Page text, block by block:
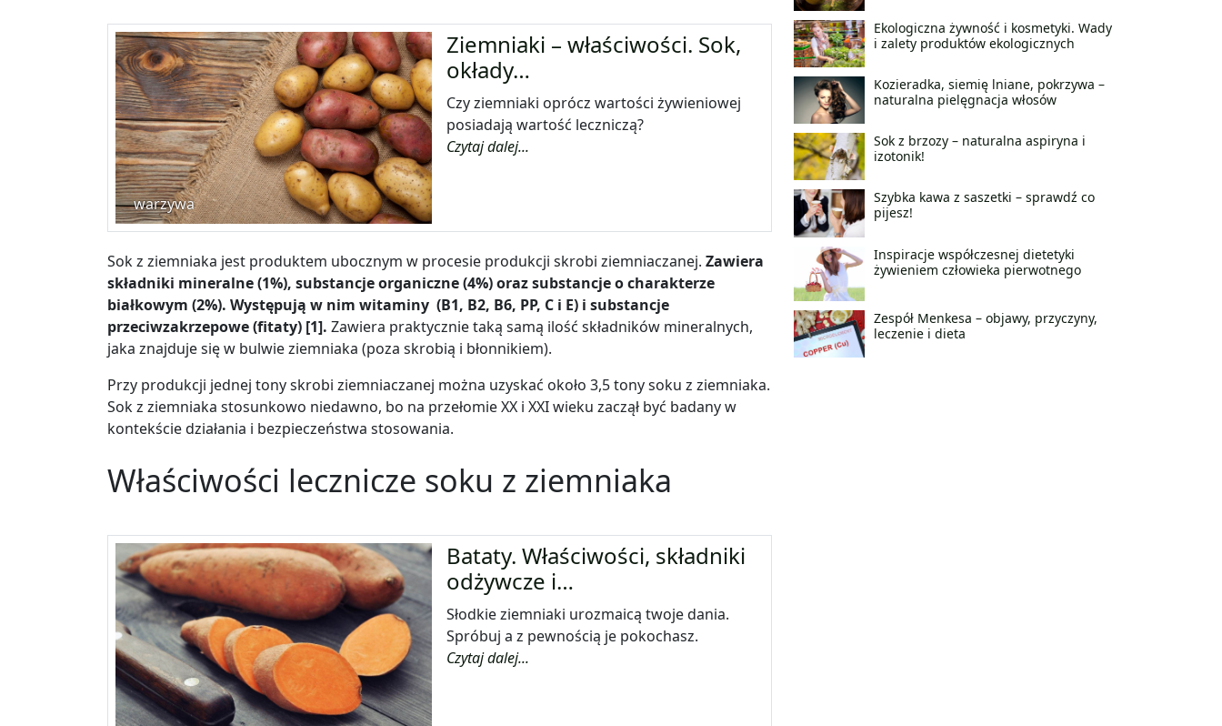
warzywa
Ziemniaki – właściwości. Sok,
okłady…
Czy ziemniaki oprócz wartości żywieniowej
posiadają wartość leczniczą?
Czytaj dalej...
Sok z ziemniaka jest produktem ubocznym w procesie produkcji skrobi ziemniaczanej. Zawiera
składniki mineralne (1%), substancje organiczne (4%) oraz substancje o charakterze
białkowym (2%). Występują w nim witaminy (B1, B2, B6, PP, C i E) i substancje
przeciwzakrzepowe (fitaty) [1]. Zawiera praktycznie taką samą ilość składników mineralnych,
jaka znajduje się w bulwie ziemniaka (poza skrobią i błonnikiem).
Przy produkcji jednej tony skrobi ziemniaczanej można uzyskać około 3,5 tony soku z ziemniaka.
Sok z ziemniaka stosunkowo niedawno, bo na przełomie XX i XXI wieku zaczął być badany w
kontekście działania i bezpieczeństwa stosowania.
Właściwości lecznicze soku z ziemniaka
Bataty. Właściwości, składniki
odżywcze i…
Słodkie ziemniaki urozmaicą twoje dania.
Spróbuj a z pewnością je pokochasz.
Czytaj dalej...
Ekologiczna żywność i kosmetyki. Wady
i zalety produktów ekologicznych
Kozieradka, siemię lniane, pokrzywa –
naturalna pielęgnacja włosów
Sok z brzozy – naturalna aspiryna i
izotonik!
Szybka kawa z saszetki – sprawdź co
pijesz!
Inspiracje współczesnej dietetyki
żywieniem człowieka pierwotnego
Zespół Menkesa – objawy, przyczyny,
leczenie i dieta